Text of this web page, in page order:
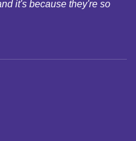
it's because they're so